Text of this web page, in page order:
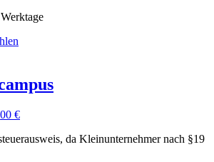
€
da Kleinunternehmer nach §19